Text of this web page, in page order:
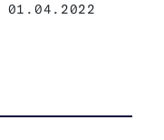
01.04.2022